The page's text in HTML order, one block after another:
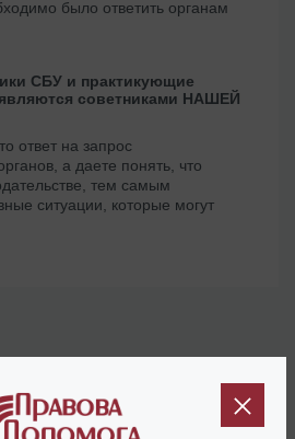
было ответить органам
СБУ и практикующие
советниками НАШЕЙ
ответ на запрос
а даете понять, что
тем самым
ситуации, которые могут